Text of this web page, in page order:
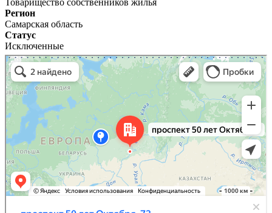
Регион
Самарская область
Статус
Исключенные